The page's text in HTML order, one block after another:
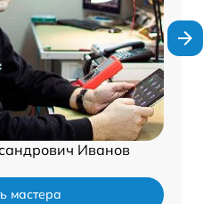
Иванов
мастера